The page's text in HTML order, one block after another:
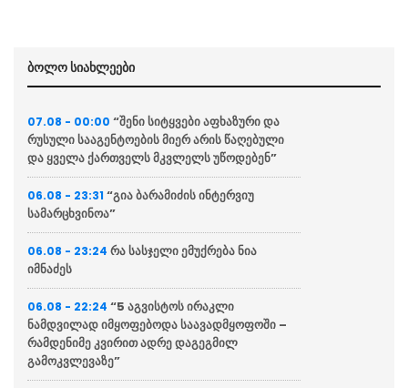
ბოლო სიახლეები
07.08 - 00:00 “შენი სიტყვები აფხაზური და
რუსული სააგენტოების მიერ არის წაღებული
და ყველა ქართველს მკვლელს უწოდებენ”
06.08 - 23:31 “გია ბარამიძის ინტერვიუ
სამარცხვინოა”
06.08 - 23:24 რა სასჯელი ემუქრება ნია
იმნაძეს
06.08 - 22:24 “5 აგვისტოს ირაკლი
ნამდვილად იმყოფებოდა საავადმყოფოში –
რამდენიმე კვირით ადრე დაგეგმილ
გამოკვლევაზე”